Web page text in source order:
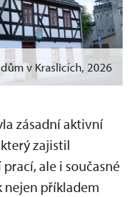
v Kraslicích, 2026
zásadní aktivní
zajistil
ale i současné
nejen příkladem